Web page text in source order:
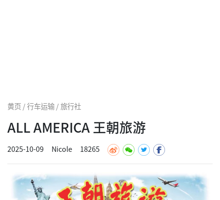
黄页 / 行车运输 / 旅行社
ALL AMERICA 王朝旅游
2025-10-09 Nicole 18265